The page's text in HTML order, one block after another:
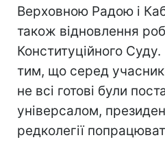
Верховною Радою і
також відновлення
Конституційного
тим, що серед
не всі готові були
універсалом,
редколегії